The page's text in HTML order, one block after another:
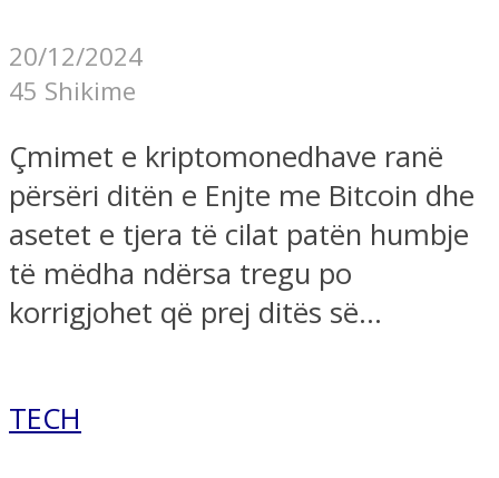
20/12/2024
45 Shikime
Çmimet e kriptomonedhave ranë
përsëri ditën e Enjte me Bitcoin dhe
asetet e tjera të cilat patën humbje
të mëdha ndërsa tregu po
korrigjohet që prej ditës së...
TECH